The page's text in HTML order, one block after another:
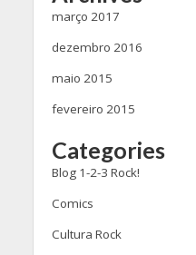
março 2017
dezembro 2016
maio 2015
fevereiro 2015
Categories
Blog 1-2-3 Rock!
Comics
Cultura Rock